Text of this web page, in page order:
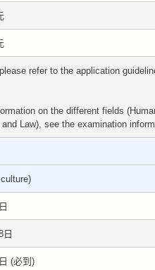
refer to the application
on the different fields
Law), see the examination
日
(必到)